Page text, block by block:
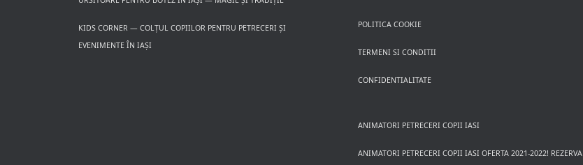
KIDS CORNER — COLȚUL COPIILOR PENTRU PETRECERI ȘI
EVENIMENTE ÎN IAȘI
POLITICA COOKIE
TERMENI SI CONDITII
CONFIDENTIALITATE
ANIMATORI PETRECERI COPII IASI
ANIMATORI PETRECERI COPII IASI OFERTA 2021-2022! REZERVA